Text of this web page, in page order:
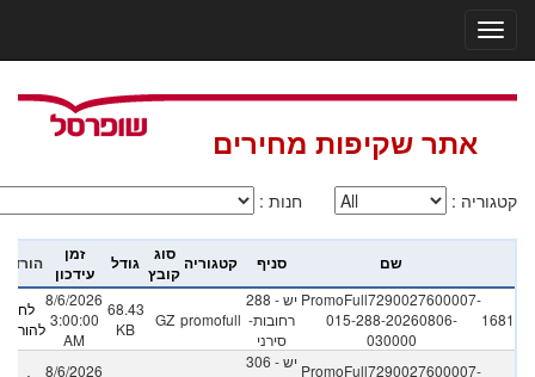
אתר שקיפות מחירים
: חנות : קטגוריה
הורדה
זמן
עידכון
גודל
סוג
קובץקטגוריה סניף שם
לחץ
להורדה
8/6/2026
3:00:00
AM
68.43
KB
GZ promofull
288 - יש
רחובות-
סירני
PromoFull7290027600007-
015-288-20260806-
030000
1681
8/6/2026
306 - יש
PromoFull7290027600007-